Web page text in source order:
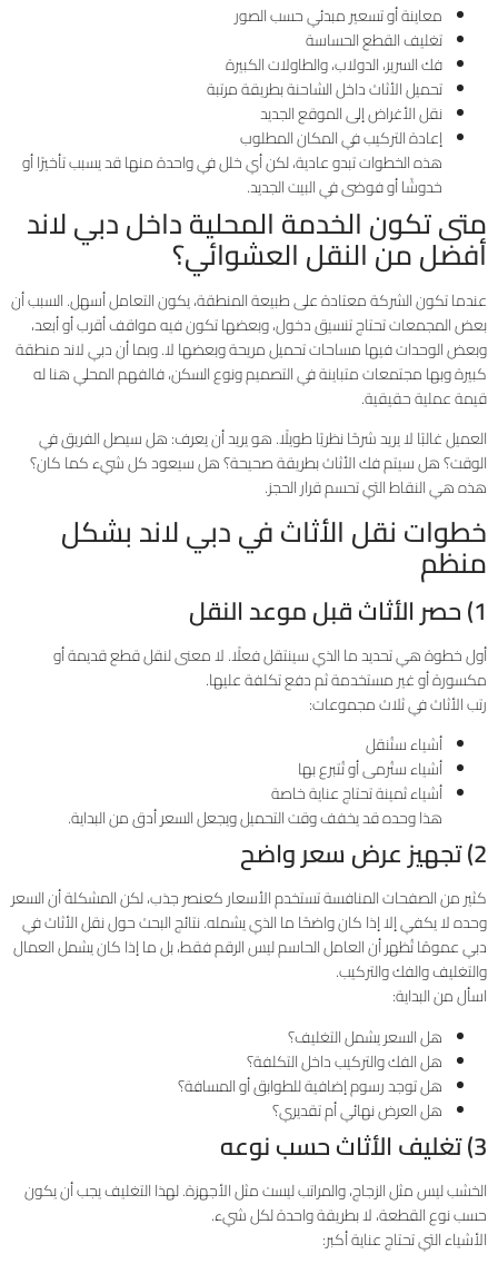
معاينة أو تسعير مبدئي حسب الصور
تغليف القطع الحساسة
فك السرير، الدولاب، والطاولات الكبيرة
تحميل الأثاث داخل الشاحنة بطريقة مرتبة
نقل الأغراض إلى الموقع الجديد
إعادة التركيب في المكان المطلوب
هذه الخطوات تبدو عادية، لكن أي خلل في واحدة منها قد يسبب تأخيرًا أو
خدوشًا أو فوضى في البيت الجديد.
متى تكون الخدمة المحلية داخل دبي لاند
أفضل من النقل العشوائي؟
عندما تكون الشركة معتادة على طبيعة المنطقة، يكون التعامل أسهل. السبب أن
بعض المجمعات تحتاج تنسيق دخول، وبعضها تكون فيه مواقف أقرب أو أبعد،
وبعض الوحدات فيها مساحات تحميل مريحة وبعضها لا. وبما أن دبي لاند منطقة
كبيرة وبها مجتمعات متباينة في التصميم ونوع السكن، فالفهم المحلي هنا له
قيمة عملية حقيقية.
العميل غالبًا لا يريد شرحًا نظريًا طويلًا. هو يريد أن يعرف: هل سيصل الفريق في
الوقت؟ هل سيتم فك الأثاث بطريقة صحيحة؟ هل سيعود كل شيء كما كان؟
هذه هي النقاط التي تحسم قرار الحجز.
خطوات نقل الأثاث في دبي لاند بشكل
منظم
1) حصر الأثاث قبل موعد النقل
أول خطوة هي تحديد ما الذي سينتقل فعلًا. لا معنى لنقل قطع قديمة أو
مكسورة أو غير مستخدمة ثم دفع تكلفة عليها.
رتب الأثاث في ثلاث مجموعات:
أشياء ستُنقل
أشياء ستُرمى أو تُتبرع بها
أشياء ثمينة تحتاج عناية خاصة
هذا وحده قد يخفف وقت التحميل ويجعل السعر أدق من البداية.
2) تجهيز عرض سعر واضح
كثير من الصفحات المنافسة تستخدم الأسعار كعنصر جذب، لكن المشكلة أن السعر
وحده لا يكفي إلا إذا كان واضحًا ما الذي يشمله. نتائج البحث حول نقل الأثاث في
دبي عمومًا تُظهر أن العامل الحاسم ليس الرقم فقط، بل ما إذا كان يشمل العمال
والتغليف والفك والتركيب.
اسأل من البداية:
هل السعر يشمل التغليف؟
هل الفك والتركيب داخل التكلفة؟
هل توجد رسوم إضافية للطوابق أو المسافة؟
هل العرض نهائي أم تقديري؟
3) تغليف الأثاث حسب نوعه
الخشب ليس مثل الزجاج، والمراتب ليست مثل الأجهزة. لهذا التغليف يجب أن يكون
حسب نوع القطعة، لا بطريقة واحدة لكل شيء.
الأشياء التي تحتاج عناية أكبر: